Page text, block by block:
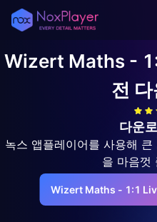
Wizert Maths -
전
다운
녹스 앱플레이어를 사용해
을 마음껏
Wizert Maths - 1:1